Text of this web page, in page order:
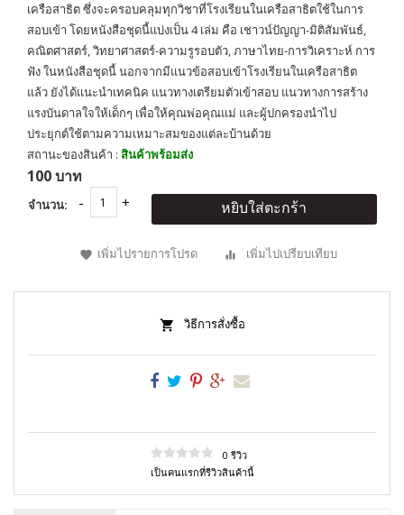
เครือสาธิต ซึ่งจะครอบคลุมทุกวิชาที่โรงเรียนในเครือสาธิตใช้ในการ
สอบเข้า โดยหนังสือชุดนี้แบ่งเป็น 4 เล่ม คือ เชาวน์ปัญญา-มิติสัมพันธ์,
คณิตศาสตร์, วิทยาศาสตร์-ความรูรอบตัว, ภาษาไทย-การวิเคราะห์ การ
ฟัง ในหนังสือชุดนี้ นอกจากมีแนวข้อสอบเข้าโรงเรียนในเครือสาธิต
แล้ว ยังได้แนะนำเทคนิค แนวทางเตรียมตัวเข้าสอบ แนวทางการสร้าง
แรงบันดาลใจให้เด็กๆ เพื่อให้คุณพ่อคุณแม่ และผู้ปกครองนำไป
ประยุกต์ใช้ตามความเหมาะสมของแต่ละบ้านด้วย
สถานะของสินค้า : สินค้าพร้อมส่ง
100 บาท
จำนวน: หยิบใส่ตะกร้า
เพิ่มไปรายการโปรด เพิ่มไปเปรียบเทียบ
วิธีการสั่งซื้อ
0 รีวิว
เป็นคนแรกที่รีวิวสินค้านี้